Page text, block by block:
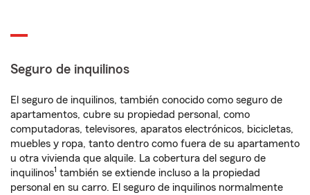
Seguro de inquilinos
El seguro de inquilinos, también conocido como seguro de
apartamentos, cubre su propiedad personal, como
computadoras, televisores, aparatos electrónicos, bicicletas,
muebles y ropa, tanto dentro como fuera de su apartamento
u otra vivienda que alquile. La cobertura del seguro de
inquilinos1 también se extiende incluso a la propiedad
personal en su carro. El seguro de inquilinos normalmente